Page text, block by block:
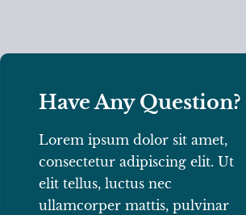
Have Any Question?
Lorem ipsum dolor sit amet,
consectetur adipiscing elit. Ut
elit tellus, luctus nec
ullamcorper mattis, pulvinar